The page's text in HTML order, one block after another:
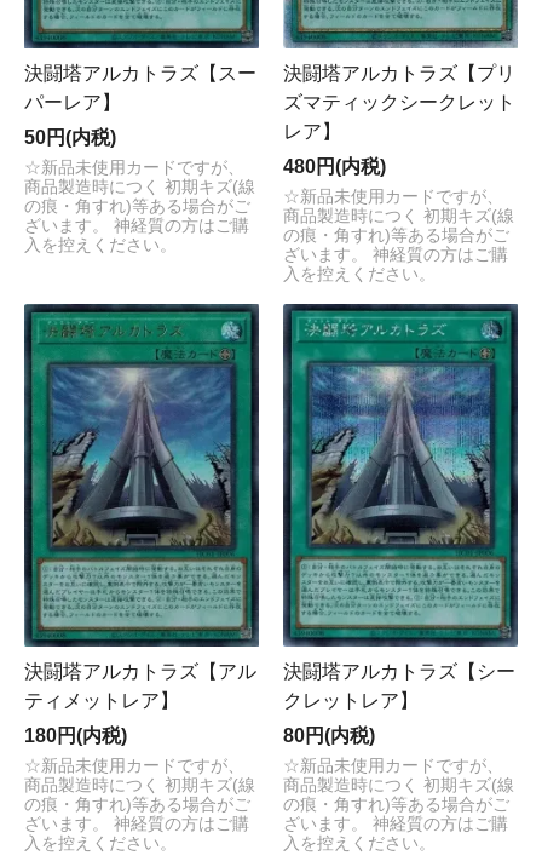
決闘塔アルカトラズ【スー
パーレア】
50円(内税)
☆新品未使用カードですが、
商品製造時につく 初期キズ(線
の痕・角すれ)等ある場合がご
ざいます。 神経質の方はご購
入を控えください。
決闘塔アルカトラズ【プリ
ズマティックシークレット
レア】
480円(内税)
☆新品未使用カードですが、
商品製造時につく 初期キズ(線
の痕・角すれ)等ある場合がご
ざいます。 神経質の方はご購
入を控えください。
決闘塔アルカトラズ【アル
ティメットレア】
180円(内税)
☆新品未使用カードですが、
商品製造時につく 初期キズ(線
の痕・角すれ)等ある場合がご
ざいます。 神経質の方はご購
入を控えください。
決闘塔アルカトラズ【シー
クレットレア】
80円(内税)
☆新品未使用カードですが、
商品製造時につく 初期キズ(線
の痕・角すれ)等ある場合がご
ざいます。 神経質の方はご購
入を控えください。